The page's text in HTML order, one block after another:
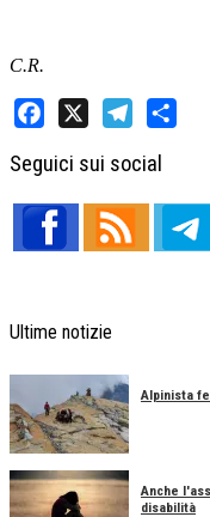
C.R.
Seguici sui social
Ultime notizie
Alpinista
Anche
disabilità